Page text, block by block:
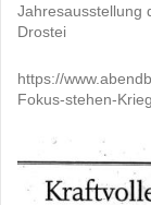
Jahresausstellung
Drostei
https://
Fokus-stehen-